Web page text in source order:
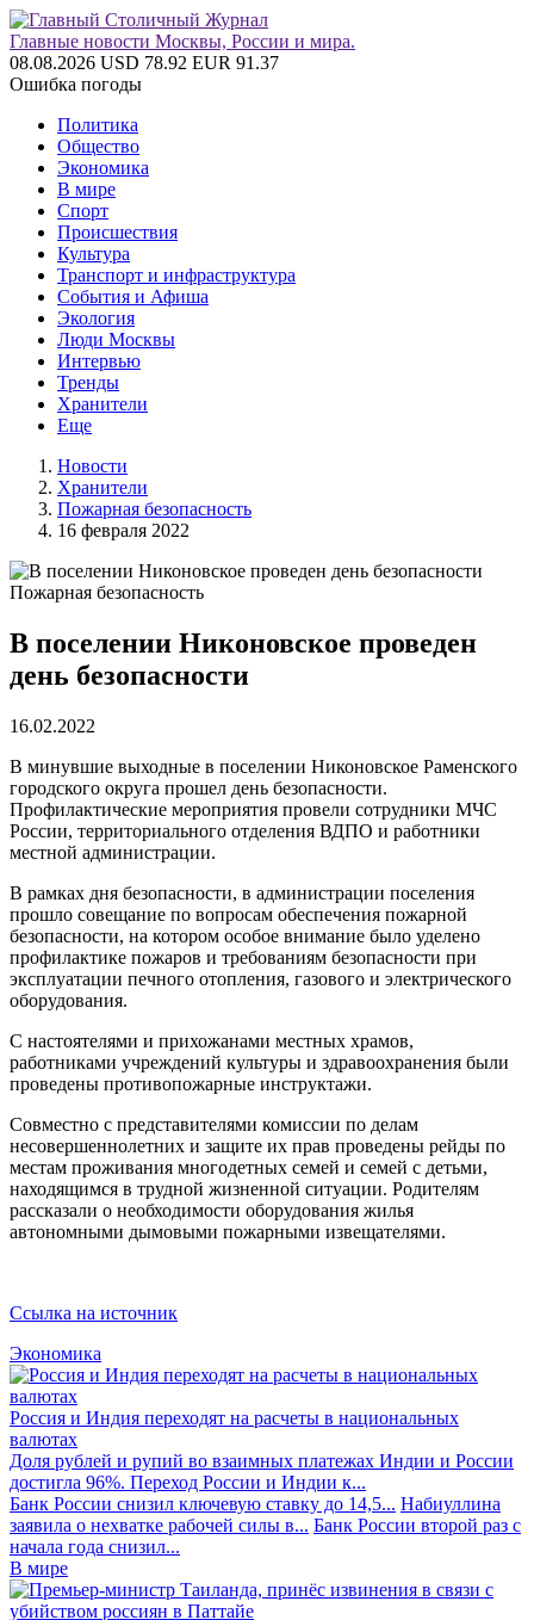
Главные новости Москвы, России и мира.
08.08.2026 USD 78.92 EUR 91.37
Ошибка погоды
Политика
Общество
Экономика
В мире
Спорт
Происшествия
Культура
Транспорт и инфраструктура
События и Афиша
Экология
Люди Москвы
Интервью
Тренды
Хранители
Еще
Новости
Хранители
Пожарная безопасность
16 февраля 2022
Пожарная безопасность
В поселении Никоновское проведен
день безопасности
16.02.2022
В минувшие выходные в поселении Никоновское Раменского
городского округа прошел день безопасности.
Профилактические мероприятия провели сотрудники МЧС
России, территориального отделения ВДПО и работники
местной администрации.
В рамках дня безопасности, в администрации поселения
прошло совещание по вопросам обеспечения пожарной
безопасности, на котором особое внимание было уделено
профилактике пожаров и требованиям безопасности при
эксплуатации печного отопления, газового и электрического
оборудования.
С настоятелями и прихожанами местных храмов,
работниками учреждений культуры и здравоохранения были
проведены противопожарные инструктажи.
Совместно с представителями комиссии по делам
несовершеннолетних и защите их прав проведены рейды по
местам проживания многодетных семей и семей с детьми,
находящимся в трудной жизненной ситуации. Родителям
рассказали о необходимости оборудования жилья
автономными дымовыми пожарными извещателями.
Ссылка на источник
Экономика
Россия и Индия переходят на расчеты в национальных
валютах
Доля рублей и рупий во взаимных платежах Индии и России
достигла 96%. Переход России и Индии к...
Банк России снизил ключевую ставку до 14,5... Набиуллина
заявила о нехватке рабочей силы в... Банк России второй раз с
начала года снизил...
В мире